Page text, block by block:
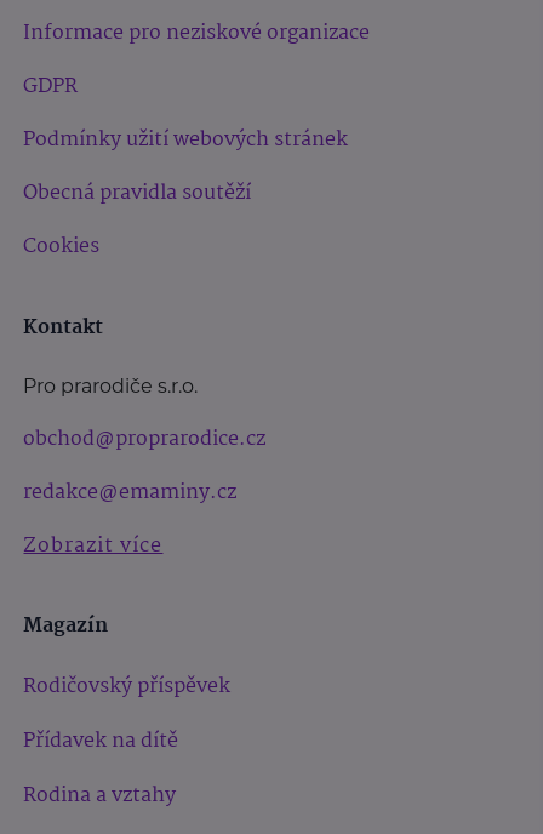
Informace pro neziskové organizace
GDPR
Podmínky užití webových stránek
Obecná pravidla soutěží
Cookies
Kontakt
Pro prarodiče s.r.o.
obchod@proprarodice.cz
redakce@emaminy.cz
Zobrazit více
Magazín
Rodičovský příspěvek
Přídavek na dítě
Rodina a vztahy